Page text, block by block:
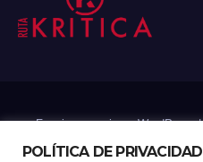
Funciona gracias a WordPress
POLÍTICA DE